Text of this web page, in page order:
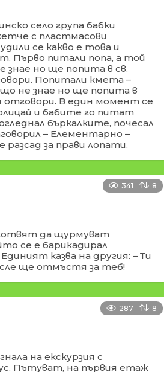
село група бабки
с пластмасови
се какво е това и
Първо питали попа, а той
знае но ще попита в св.
Попитали кмета –
не знае но ще попита в
В един момент се
и бабите го питат
бъркалките, почесал
– Елементарно –
разсад за прави лопати.
341 8
да щурмуват
се е барикадирал
казва на другия: – Ти
ще отмъстя за теб!
287 8
на екскурзия с
Пътуват, на първия етаж